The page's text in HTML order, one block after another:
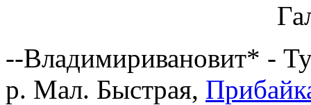
--Владимиривановит* -
р. Мал. Быстрая,